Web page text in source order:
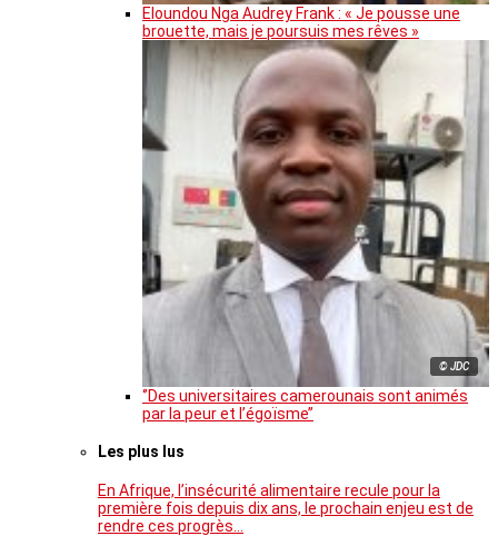
Eloundou Nga Audrey Frank : « Je pousse une
brouette, mais je poursuis mes rêves »
© JDC
‘’Des universitaires camerounais sont animés
par la peur et l’égoïsme’’
Les plus lus
En Afrique, l’insécurité alimentaire recule pour la
première fois depuis dix ans, le prochain enjeu est de
rendre ces progrès…